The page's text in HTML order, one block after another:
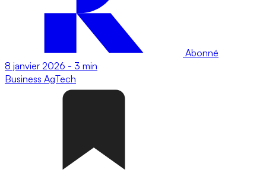
Abonné
8 janvier 2026 - 3 min
Business AgTech